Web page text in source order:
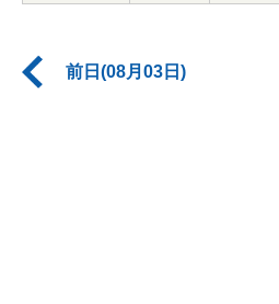
前日(08月03日)